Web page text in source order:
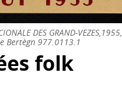
DES GRAND-VEZES,1955,
Bertègn 977.0113.1
folk